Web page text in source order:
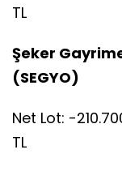
TL
Şeker
(SEGYO)
Net Lot: -
TL